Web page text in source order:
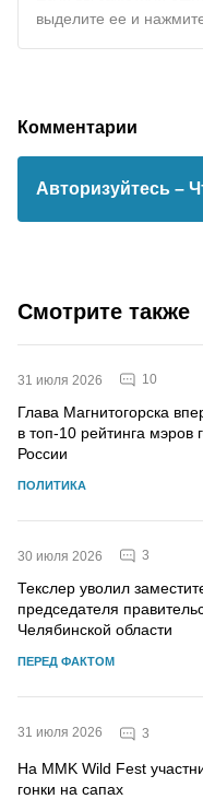
выделите ее и
Комментарии
Авторизуйтесь –
Смотрите также
31 июля 2026 10
Глава Магнитогорска
в топ-10 рейтинга мэров
России
ПОЛИТИКА
30 июля 2026 3
Текслер уволил
председателя
Челябинской области
ПЕРЕД ФАКТОМ
31 июля 2026 3
На MMK Wild Fest
гонки на сапах